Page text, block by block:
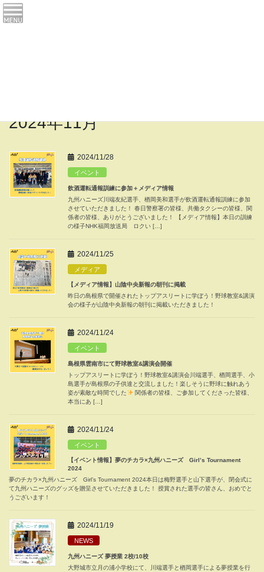
コ
ン
ナ
ビ
2024年11月
2024/11/28
イベント
飲酒運転通報訓練に参加＋メディア情報
九州ハニーズ川端友紀選手、楢岡美和選手が飲酒運転通報訓練に参加
させていただきました！ 春日警察署の皆様、共働タクシーの皆様、関
係者の皆様、ありがとうございました！ 【メディア情報】本日の訓練
の様子NHK福岡放送局 ロクい […]
2024/11/25
メディア
【メディア情報】山陰中央新報の朝刊に掲載
昨日の島根県で開催されたトップアスリートに学ぼう！野球教室&講演
会の様子が山陰中央新報の朝刊に掲載いただきました！
2024/11/24
イベント
島根県雲南市にて野球教室&講演会開催
トップアスリートに学ぼう！野球教室&講演会川端選手、楢岡選手、小
島選手が島根県の子供達と交流しました！楽しそうに野球に触れあう
姿が素敵な時間でした
関係者の皆様、ご参加してくださった皆様、
本当にあ […]
2024/11/24
イベント
【イベント情報】夢のチカラ×九州ハニーズ Girl’s Tournament
2024
夢のチカラ×九州ハニーズ Girl’s Tournament 2024本日は梅野選手と山下選手が、閉会式に
て九州ハニーズのグッズを贈呈させていただきました！ 授賞された選手の皆さん、おめでと
うございます！
2024/11/19
NEWS
九州ハニーズ 夢授業 2校/10校
大野城市立月の浦小学校にて、川端選手と楢岡選手による夢授業を行